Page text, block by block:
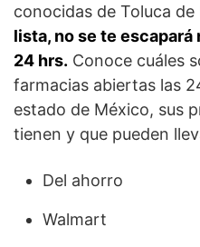
conocidas de Toluca de
lista, no se te
24 hrs. Conoce cuáles
farmacias abiertas las
estado de México, sus
tienen y que pueden
Del ahorro
Walmart